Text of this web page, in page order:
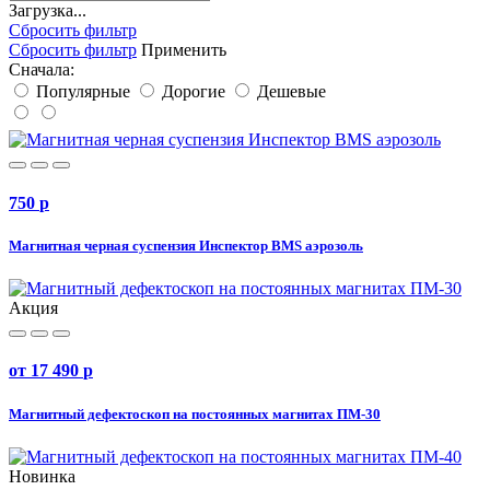
Загрузка...
Сбросить фильтр
Сбросить фильтр Применить
Сначала:
Популярные
Дорогие Дешевые
750 p
Магнитная черная суспензия Инспектор BMS аэрозоль
Акция
от 17 490 p
Магнитный дефектоскоп на постоянных магнитах ПМ-30
Новинка